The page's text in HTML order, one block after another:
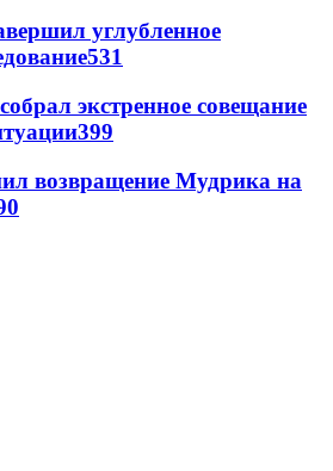
углубленное
531
экстренное совещание
399
возвращение Мудрика на